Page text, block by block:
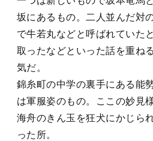
坂にあるもの。二人並んだ対
で牛若丸などと呼ばれていた
取ったなどといった話を重ね
気だ。
錦糸町の中学の裏手にある能
は軍服姿のもの。ここの妙見
海舟のきん玉を狂犬にかじら
った所。